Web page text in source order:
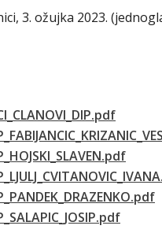
3. ožujka 2023.